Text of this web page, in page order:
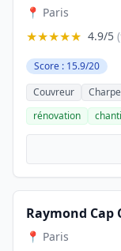
📍 Paris
★★★★★ 4.9/5
Score : 15.9/20
Couvreur
rénovation
📍 Paris